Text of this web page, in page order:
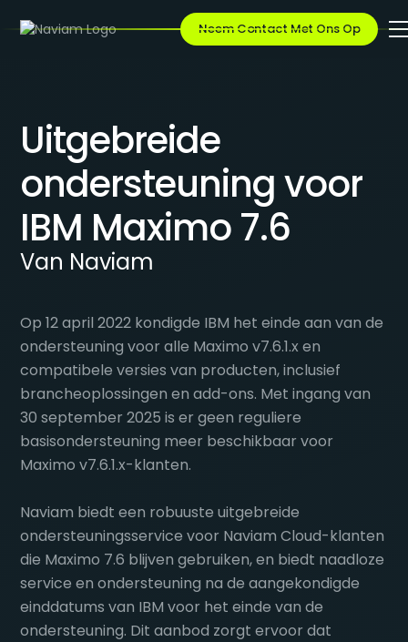
Neem Contact Met Ons Op
Uitgebreide
ondersteuning voor
IBM Maximo 7.6
Van Naviam
Op 12 april 2022 kondigde IBM het einde aan van de
ondersteuning voor alle Maximo v7.6.1.x en
compatibele versies van producten, inclusief
brancheoplossingen en add-ons. Met ingang van
30 september 2025 is er geen reguliere
basisondersteuning meer beschikbaar voor
Maximo v7.6.1.x-klanten.
Naviam biedt een robuuste uitgebreide
ondersteuningsservice voor Naviam Cloud-klanten
die Maximo 7.6 blijven gebruiken, en biedt naadloze
service en ondersteuning na de aangekondigde
einddatums van IBM voor het einde van de
ondersteuning. Dit aanbod zorgt ervoor dat